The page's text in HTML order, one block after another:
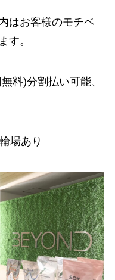
はお客様のモチベ
す。
料)分割払い可能、
場あり